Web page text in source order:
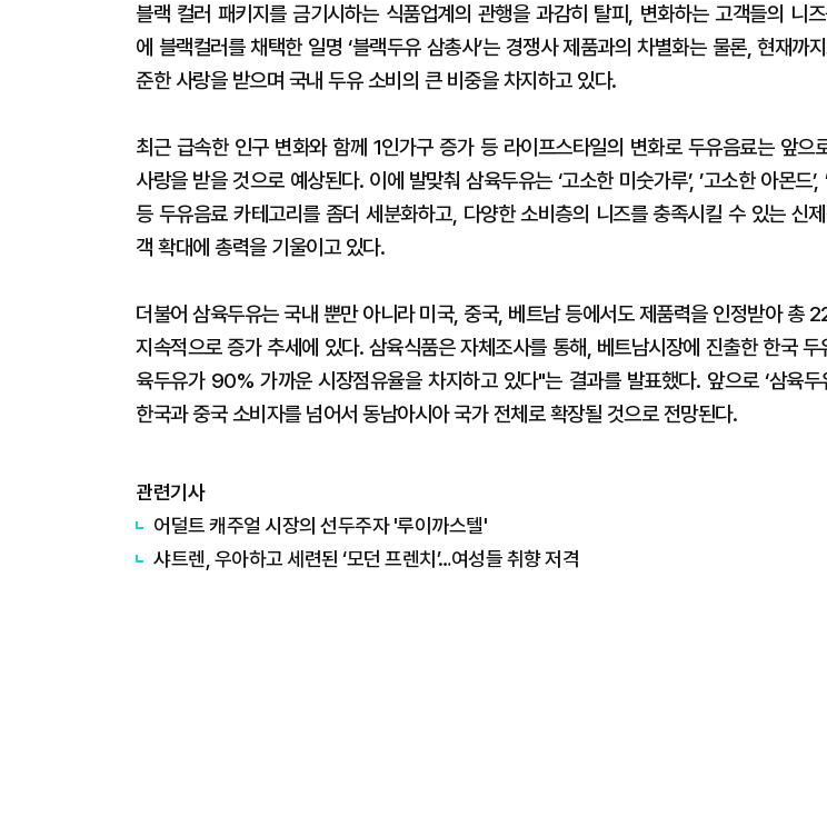
블랙 컬러 패키지를 금기시하는 식품업계의 관행을 과감히 탈피, 변화하는 고객들의 니
에 블랙컬러를 채택한 일명 ‘블랙두유 삼총사’는 경쟁사 제품과의 차별화는 물론, 현재까
준한 사랑을 받으며 국내 두유 소비의 큰 비중을 차지하고 있다.
최근 급속한 인구 변화와 함께 1인가구 증가 등 라이프스타일의 변화로 두유음료는 앞으
사랑을 받을 것으로 예상된다. 이에 발맞춰 삼육두유는 ‘고소한 미숫가루’, ’고소한 아몬드’,
등 두유음료 카테고리를 좀더 세분화하고, 다양한 소비층의 니즈를 충족시킬 수 있는 신
객 확대에 총력을 기울이고 있다.
더불어 삼육두유는 국내 뿐만 아니라 미국, 중국, 베트남 등에서도 제품력을 인정받아 총
지속적으로 증가 추세에 있다. 삼육식품은 자체조사를 통해, 베트남시장에 진출한 한국
육두유가 90% 가까운 시장점유율을 차지하고 있다"는 결과를 발표했다. 앞으로 ‘삼육두
한국과 중국 소비자를 넘어서 동남아시아 국가 전체로 확장될 것으로 전망된다.
관련기사
어덜트 캐주얼 시장의 선두주자 '루이까스텔'
샤트렌, 우아하고 세련된 ‘모던 프렌치’…여성들 취향 저격